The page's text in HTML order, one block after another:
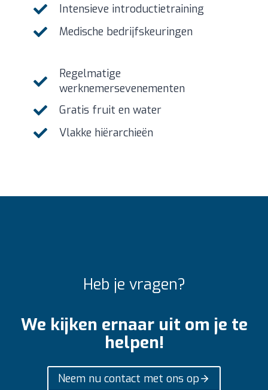
Intensieve introductietraining
Medische bedrijfskeuringen
Regelmatige
werknemersevenementen
Gratis fruit en water
Vlakke hiërarchieën
Heb je vragen?
We kijken ernaar uit om je te
helpen!
Neem nu contact met ons op